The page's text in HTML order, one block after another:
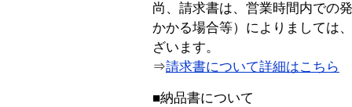
尚、請求書は、営業時間内での
かかる場合等）によりましては
ざいます。
⇒請求書について詳細はこちら
■納品書について